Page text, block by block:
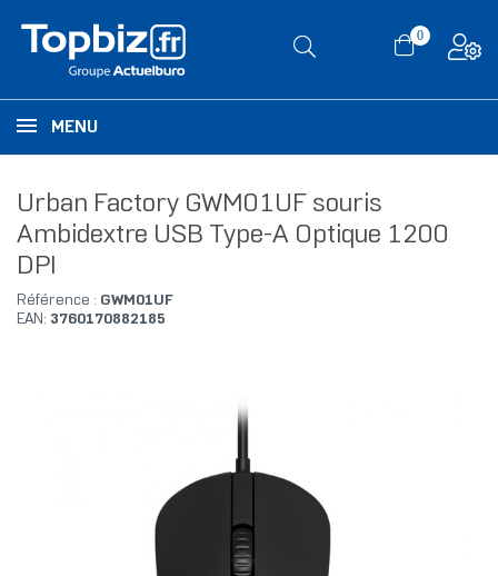
0
MENU
Urban Factory GWM01UF souris
Ambidextre USB Type-A Optique 1200
DPI
Référence : GWM01UF
EAN: 3760170882185